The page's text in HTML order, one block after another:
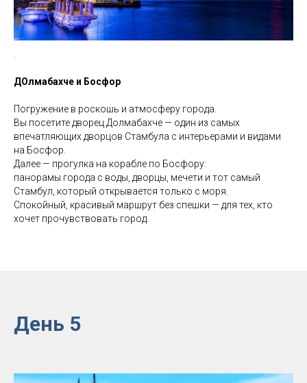
ДОлмабахче и Босфор
Погружение в роскошь и атмосферу города.
Вы посетите дворец Долмабахче — один из самых
впечатляющих дворцов Стамбула с интерьерами и видами
на Босфор.
Далее — прогулка на корабле по Босфору:
панорамы города с воды, дворцы, мечети и тот самый
Стамбул, который открывается только с моря.
Спокойный, красивый маршрут без спешки — для тех, кто
хочет прочувствовать город.
День 5